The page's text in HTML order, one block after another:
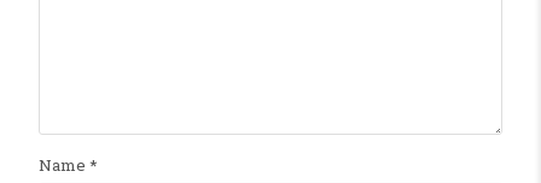
Name *